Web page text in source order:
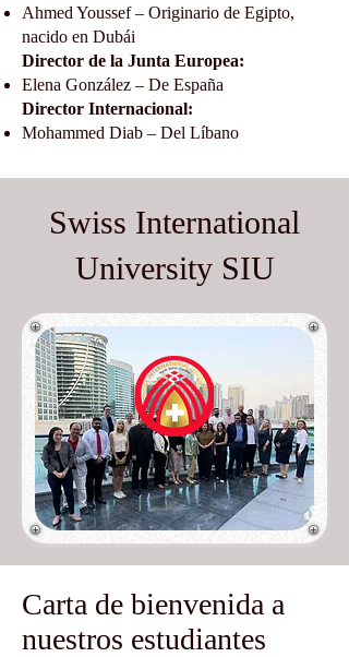
Ahmed Youssef – Originario de Egipto,
nacido en Dubái
Director de la Junta Europea:
Elena González – De España
Director Internacional:
Mohammed Diab – Del Líbano
Swiss International
University SIU
Carta de bienvenida a
nuestros estudiantes